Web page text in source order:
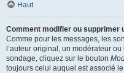
Haut
Comment modifier ou supprimer
Comme pour les messages, les
l’auteur original, un modérateur
sondage, cliquez sur le bouton
toujours celui auquel est associé